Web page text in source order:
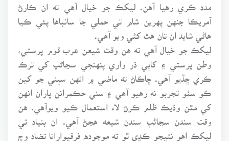
مدد ڪري رهيا آهن. ليکڪ جو خيال آهي ته ان ڪارڻ
آمريڪا جنهن پهرين شام تي حملي جا سانباها پئي ڪيا
هاڻي شايد ان تان هٿ کڻي ويو آهي.
ليکڪ جو خيال آهي ته هن وقت شيعن عرب قوم پرستي،
وطن پرستي ۽ کاٻي ڌر واري پنهنجي سڃاڻپ کي ترڪ
ڪري ڇڏيو آهي. ڇاڪاڻ ته ماضي ۾ انهن سڀني جو کين
ڪو سٺو تجربو نه رهيو آهي ۽ سني حڪمرانن پاران انهن
کي مٿن وڌيڪ ظلم ڪرڻ لاء استعمال ڪيو ويوآهي. هن
وقت سندن سڃاڻپ سندن شيعه هجڻ آهي. ان بنياد تي
ليکڪ اهو نتيجو ڪڍي ٿو ته موجوده فرقيوارانا تضاد وچ